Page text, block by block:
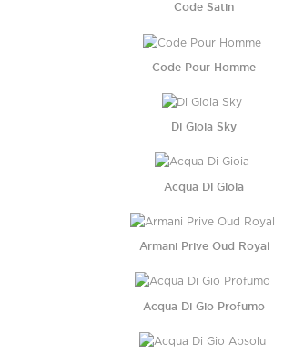
Code Satin
Code Pour Homme
Di Gioia Sky
Acqua Di Gioia
Armani Prive Oud Royal
Acqua Di Gio Profumo